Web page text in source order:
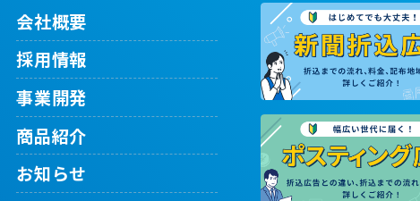
会社概要
採用情報
事業開発
商品紹介
お知らせ